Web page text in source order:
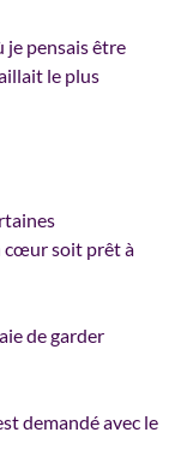
je pensais être
le plus
cœur soit prêt à
de garder
demandé avec le